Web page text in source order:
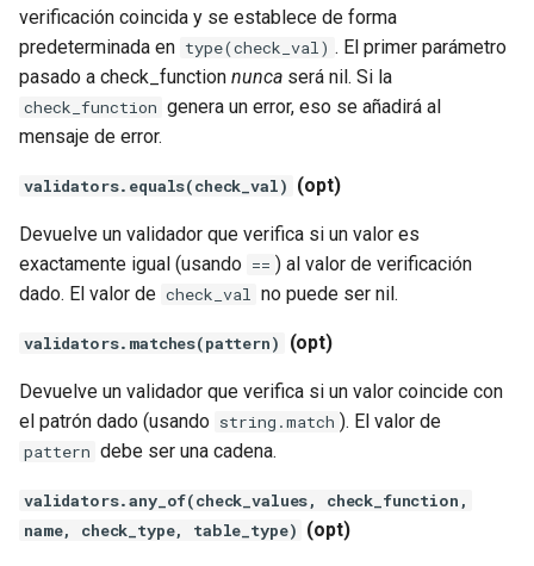
upsync
var
vod
vts
waf
xslt
xss
verificación coincida y se establece de forma
predeterminada en type(check_val) . El primer parámetro
pasado a check_function nunca será nil. Si la
check_function genera un error, eso se añadirá al
mensaje de error.
validators.equals(check_val) (opt)
Devuelve un validador que verifica si un valor es
exactamente igual (usando == ) al valor de verificación
dado. El valor de check_val no puede ser nil.
validators.matches(pattern) (opt)
Devuelve un validador que verifica si un valor coincide con
el patrón dado (usando string.match ). El valor de
pattern debe ser una cadena.
validators.any_of(check_values, check_function,
name, check_type, table_type) (opt)